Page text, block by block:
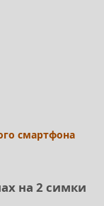
смартфона
на 2 симки